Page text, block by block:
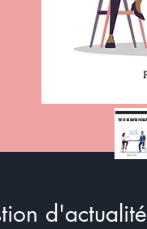
d'actualité